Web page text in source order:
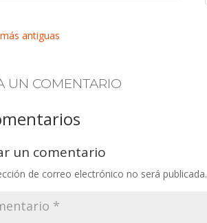
antiguas
UN COMENTARIO
un comentario
de correo electrónico no será publicada.